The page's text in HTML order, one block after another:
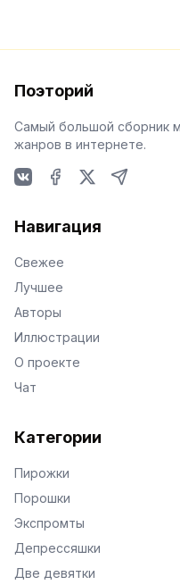
Поэторий
Самый большой сборник
жанров в интернете.
Навигация
Свежее
Лучшее
Авторы
Иллюстрации
О проекте
Чат
Категории
Пирожки
Порошки
Экспромты
Депрессяшки
Две девятки